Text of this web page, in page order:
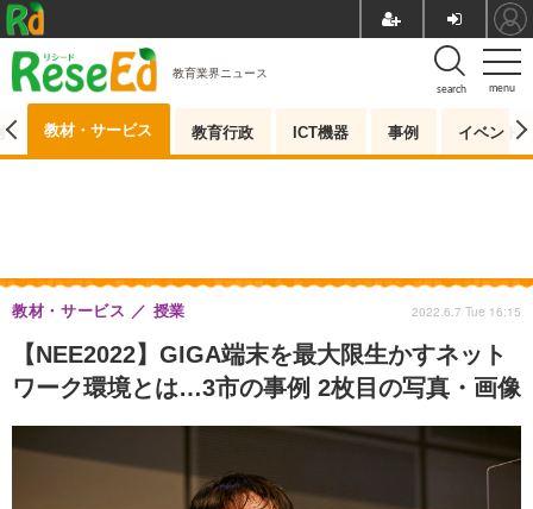
menu
search
教育業界ニュース
教材・サービス 教育行政 ICT機器 事例 イベント
【NEE2022】GIGA端末を最大限生かすネット
ワーク環境とは…3市の事例 2枚目の写真・画像
教材・サービス 授業 2022.6.7 Tue 16:15